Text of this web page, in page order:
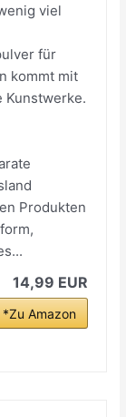
viel
für
kommt mit
Kunstwerke.
Produkten
14,99 EUR
*Zu Amazon